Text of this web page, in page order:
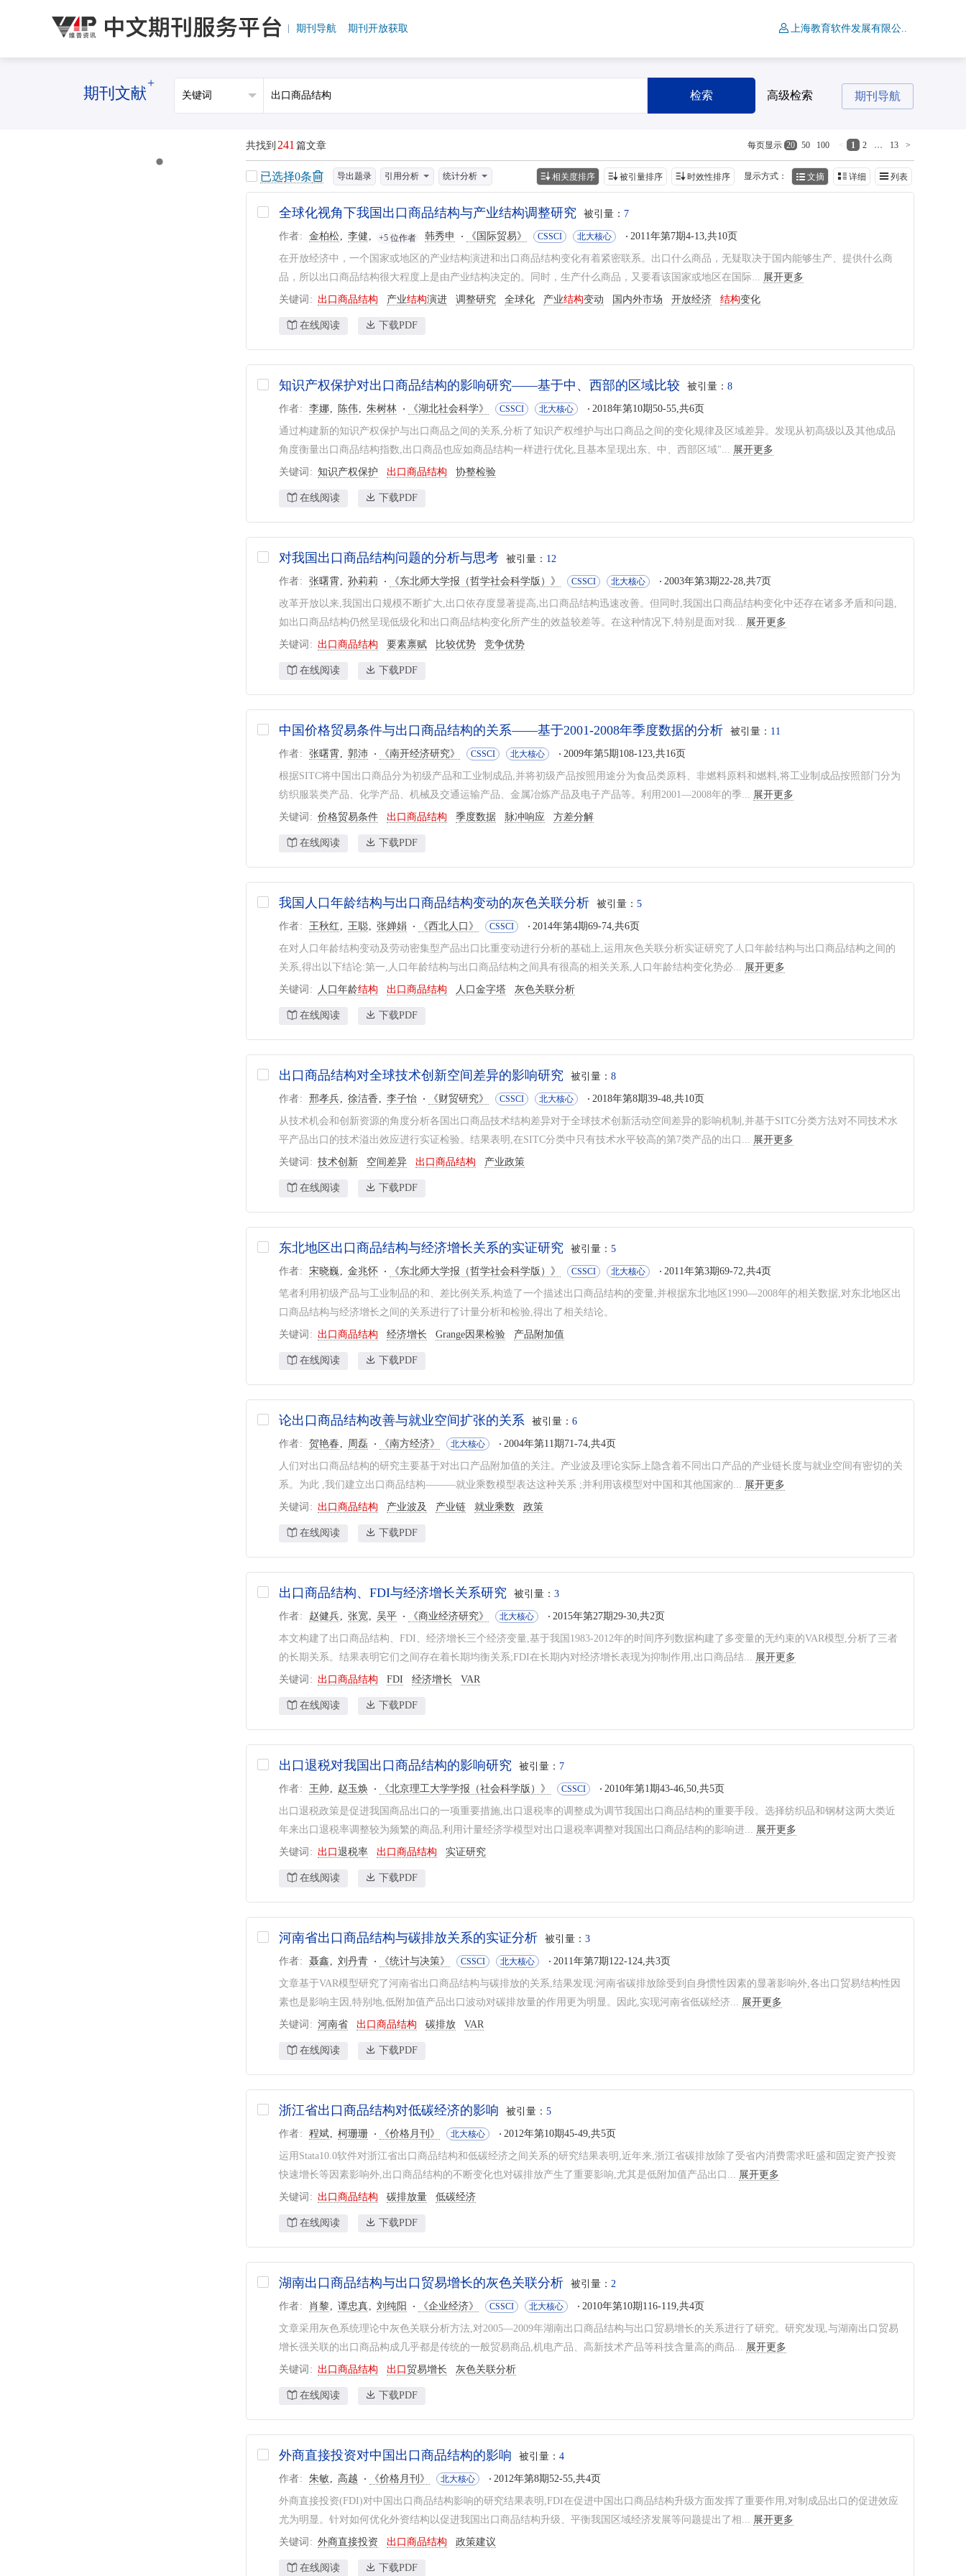
期刊导航 期刊开放获取 上海教育软件发展有限公..
期刊文献
+
检索 高级检索 期刊导航
共找到 241 篇文章 < 1 2 … 13 >
每页显示 20 50 100
已选择0条 导出题录 引用分析 统计分析 显示方式： 文摘 详细 列表
相关度排序 被引量排序 时效性排序
全球化视角下我国出口商品结构与产业结构调整研究 被引量： 7
作者 金柏松 李健 +5 位作者 韩秀申 《国际贸易》 CSSCI 北大核心 2011年第7期4-13,共10页
在开放经济中，一个国家或地区的产业结构演进和出口商品结构变化有着紧密联系。出口什么商品，无疑取决于国内能够生产、提供什么商
品，所以出口商品结构很大程度上是由产业结构决定的。同时，生产什么商品，又要看该国家或地区在国际... 展开更多
关键词 出口商品结构 产业结构演进 调整研究 全球化 产业结构变动 国内外市场 开放经济 结构变化
在线阅读 下载PDF
知识产权保护对出口商品结构的影响研究——基于中、西部的区域比较 被引量： 8
作者 李娜 陈伟 朱树林 《湖北社会科学》 CSSCI 北大核心 2018年第10期50-55,共6页
通过构建新的知识产权保护与出口商品之间的关系,分析了知识产权维护与出口商品之间的变化规律及区域差异。发现从初高级以及其他成品
角度衡量出口商品结构指数,出口商品也应如商品结构一样进行优化,且基本呈现出东、中、西部区域"... 展开更多
关键词 知识产权保护 出口商品结构 协整检验
在线阅读 下载PDF
对我国出口商品结构问题的分析与思考 被引量： 12
作者 张曙霄 孙莉莉 《东北师大学报（哲学社会科学版）》 CSSCI 北大核心 2003年第3期22-28,共7页
改革开放以来,我国出口规模不断扩大,出口依存度显著提高,出口商品结构迅速改善。但同时,我国出口商品结构变化中还存在诸多矛盾和问题,
如出口商品结构仍然呈现低级化和出口商品结构变化所产生的效益较差等。在这种情况下,特别是面对我... 展开更多
关键词 出口商品结构 要素禀赋 比较优势 竞争优势
在线阅读 下载PDF
中国价格贸易条件与出口商品结构的关系——基于2001-2008年季度数据的分析 被引量： 11
作者 张曙霄 郭沛 《南开经济研究》 CSSCI 北大核心 2009年第5期108-123,共16页
根据SITC将中国出口商品分为初级产品和工业制成品,并将初级产品按照用途分为食品类原料、非燃料原料和燃料,将工业制成品按照部门分为
纺织服装类产品、化学产品、机械及交通运输产品、金属冶炼产品及电子产品等。利用2001—2008年的季... 展开更多
关键词 价格贸易条件 出口商品结构 季度数据 脉冲响应 方差分解
在线阅读 下载PDF
我国人口年龄结构与出口商品结构变动的灰色关联分析 被引量： 5
作者 王秋红 王聪 张婵娟 《西北人口》 CSSCI 2014年第4期69-74,共6页
在对人口年龄结构变动及劳动密集型产品出口比重变动进行分析的基础上,运用灰色关联分析实证研究了人口年龄结构与出口商品结构之间的
关系,得出以下结论:第一,人口年龄结构与出口商品结构之间具有很高的相关关系,人口年龄结构变化势必... 展开更多
关键词 人口年龄结构 出口商品结构 人口金字塔 灰色关联分析
在线阅读 下载PDF
出口商品结构对全球技术创新空间差异的影响研究 被引量： 8
作者 邢孝兵 徐洁香 李子怡 《财贸研究》 CSSCI 北大核心 2018年第8期39-48,共10页
从技术机会和创新资源的角度分析各国出口商品技术结构差异对于全球技术创新活动空间差异的影响机制,并基于SITC分类方法对不同技术水
平产品出口的技术溢出效应进行实证检验。结果表明,在SITC分类中只有技术水平较高的第7类产品的出口... 展开更多
关键词 技术创新 空间差异 出口商品结构 产业政策
在线阅读 下载PDF
东北地区出口商品结构与经济增长关系的实证研究 被引量： 5
作者 宋晓巍 金兆怀 《东北师大学报（哲学社会科学版）》 CSSCI 北大核心 2011年第3期69-72,共4页
笔者利用初级产品与工业制品的和、差比例关系,构造了一个描述出口商品结构的变量,并根据东北地区1990—2008年的相关数据,对东北地区出
口商品结构与经济增长之间的关系进行了计量分析和检验,得出了相关结论。
关键词 出口商品结构 经济增长 Grange因果检验 产品附加值
在线阅读 下载PDF
论出口商品结构改善与就业空间扩张的关系 被引量： 6
作者 贺艳春 周磊 《南方经济》 北大核心 2004年第11期71-74,共4页
人们对出口商品结构的研究主要基于对出口产品附加值的关注。产业波及理论实际上隐含着不同出口产品的产业链长度与就业空间有密切的关
系。为此 ,我们建立出口商品结构———就业乘数模型表达这种关系 ;并利用该模型对中国和其他国家的... 展开更多
关键词 出口商品结构 产业波及 产业链 就业乘数 政策
在线阅读 下载PDF
出口商品结构、FDI与经济增长关系研究 被引量： 3
作者 赵健兵 张宽 吴平 《商业经济研究》 北大核心 2015年第27期29-30,共2页
本文构建了出口商品结构、FDI、经济增长三个经济变量,基于我国1983-2012年的时间序列数据构建了多变量的无约束的VAR模型,分析了三者
的长期关系。结果表明它们之间存在着长期均衡关系;FDI在长期内对经济增长表现为抑制作用,出口商品结... 展开更多
关键词 出口商品结构 FDI 经济增长 VAR
在线阅读 下载PDF
出口退税对我国出口商品结构的影响研究 被引量： 7
作者 王帅 赵玉焕 《北京理工大学学报（社会科学版）》 CSSCI 2010年第1期43-46,50,共5页
出口退税政策是促进我国商品出口的一项重要措施,出口退税率的调整成为调节我国出口商品结构的重要手段。选择纺织品和钢材这两大类近
年来出口退税率调整较为频繁的商品,利用计量经济学模型对出口退税率调整对我国出口商品结构的影响进... 展开更多
关键词 出口 退税率 出口商品结构 实证研究
在线阅读 下载PDF
河南省出口商品结构与碳排放关系的实证分析 被引量： 3
作者 聂鑫 刘丹青 《统计与决策》 CSSCI 北大核心 2011年第7期122-124,共3页
文章基于VAR模型研究了河南省出口商品结构与碳排放的关系,结果发现:河南省碳排放除受到自身惯性因素的显著影响外,各出口贸易结构性因
素也是影响主因,特别地,低附加值产品出口波动对碳排放量的作用更为明显。因此,实现河南省低碳经济... 展开更多
关键词 河南省 出口商品结构 碳排放 VAR
在线阅读 下载PDF
浙江省出口商品结构对低碳经济的影响 被引量： 5
作者 程斌 柯珊珊 《价格月刊》 北大核心 2012年第10期45-49,共5页
运用Stata10.0软件对浙江省出口商品结构和低碳经济之间关系的研究结果表明,近年来,浙江省碳排放除了受省内消费需求旺盛和固定资产投资
快速增长等因素影响外,出口商品结构的不断变化也对碳排放产生了重要影响,尤其是低附加值产品出口... 展开更多
关键词 出口商品结构 碳排放量 低碳经济
在线阅读 下载PDF
湖南出口商品结构与出口贸易增长的灰色关联分析 被引量： 2
作者 肖黎 谭忠真 刘纯阳 《企业经济》 CSSCI 北大核心 2010年第10期116-119,共4页
文章采用灰色系统理论中灰色关联分析方法,对2005—2009年湖南出口商品结构与出口贸易增长的关系进行了研究。研究发现,与湖南出口贸易
增长强关联的出口商品构成几乎都是传统的一般贸易商品,机电产品、高新技术产品等科技含量高的商品... 展开更多
关键词 出口商品结构 出口 贸易增长 灰色关联分析
在线阅读 下载PDF
外商直接投资对中国出口商品结构的影响 被引量： 4
作者 朱敏 高越 《价格月刊》 北大核心 2012年第8期52-55,共4页
外商直接投资(FDI)对中国出口商品结构影响的研究结果表明,FDI在促进中国出口商品结构升级方面发挥了重要作用,对制成品出口的促进效应
尤为明显。针对如何优化外资结构以促进我国出口商品结构升级、平衡我国区域经济发展等问题提出了相... 展开更多
关键词 外商直接投资 出口商品结构 政策建议
在线阅读 下载PDF